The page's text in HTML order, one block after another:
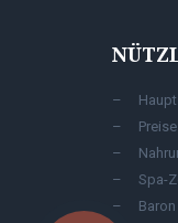
Preise
Spa-
Baron